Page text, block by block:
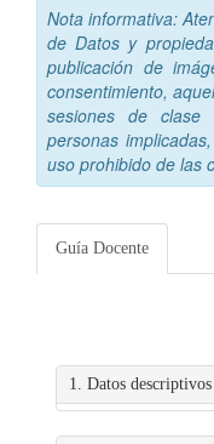
Nota informativa:
de Datos y
publicación de
consentimiento,
sesiones de clase
personas
uso prohibido de las
Guía Docente
1. Datos